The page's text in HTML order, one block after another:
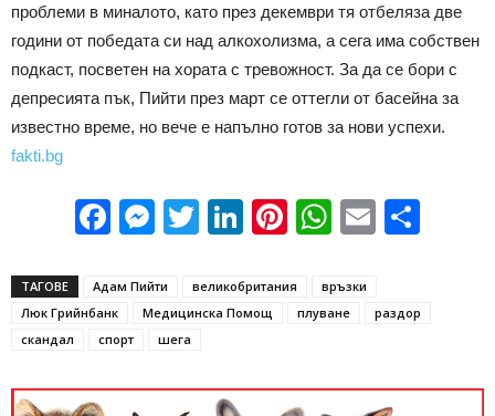
проблеми в миналото, като през декември тя отбеляза две
години от победата си над алкохолизма, а сега има собствен
подкаст, посветен на хората с тревожност. За да се бори с
депресията пък, Пийти през март се оттегли от басейна за
известно време, но вече е напълно готов за нови успехи.
fakti.bg
Facebook
Messenger
Twitter
LinkedIn
Pinterest
WhatsApp
Email
ТАГОВЕ Адам Пийти великобритания
връзки
Люк Грийнбанк
Медицинска Помощ плуване
раздор
скандал
спорт шега